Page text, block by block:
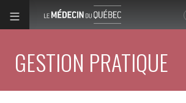
GESTION PRATIQUE